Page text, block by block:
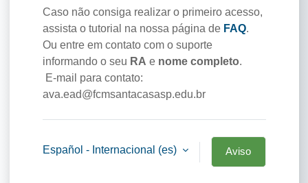
Caso não consiga realizar o primeiro acesso,
assista o tutorial na nossa página de FAQ.
Ou entre em contato com o suporte
informando o seu RA e nome completo.
E-mail para contato:
ava.ead@fcmsantacasasp.edu.br
Español - Internacional ‎(es)‎
Aviso